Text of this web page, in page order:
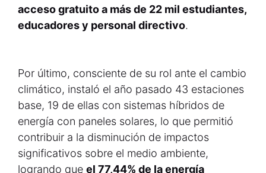
acceso gratuito a más de 22 mil estudiantes,
educadores y personal directivo.
Por último, consciente de su rol ante el cambio
climático, instaló el año pasado 43 estaciones
base, 19 de ellas con sistemas híbridos de
energía con paneles solares, lo que permitió
contribuir a la disminución de impactos
significativos sobre el medio ambiente,
logrando que el 77,44% de la energía